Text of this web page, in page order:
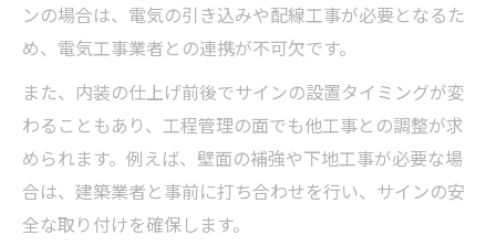
ンの場合は、電気の引き込みや配線工事が必要となるた
め、電気工事業者との連携が不可欠です。
また、内装の仕上げ前後でサインの設置タイミングが変
わることもあり、工程管理の面でも他工事との調整が求
められます。例えば、壁面の補強や下地工事が必要な場
合は、建築業者と事前に打ち合わせを行い、サインの安
全な取り付けを確保します。